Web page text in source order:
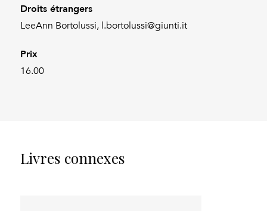
Droits étrangers
LeeAnn Bortolussi, l.bortolussi@giunti.it
Prix
16.00
Livres connexes